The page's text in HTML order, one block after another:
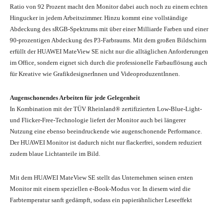
Ratio von 92 Prozent macht den Monitor dabei auch noch zu einem echten
Hingucker in jedem Arbeitszimmer. Hinzu kommt eine vollständige
Abdeckung des sRGB-Spektrums mit über einer Milliarde Farben und einer
90-prozentigen Abdeckung des P3-Farbraums. Mit dem großen Bildschirm
erfüllt der HUAWEI MateView SE nicht nur die alltäglichen Anforderungen
im Office, sondern eignet sich durch die professionelle Farbauflösung auch
für Kreative wie GrafikdesignerInnen und VideoproduzentInnen.
Augenschonendes Arbeiten für jede Gelegenheit
In Kombination mit der TÜV Rheinland® zertifizierten Low-Blue-Light-
und Flicker-Free-Technologie liefert der Monitor auch bei längerer
Nutzung eine ebenso beeindruckende wie augenschonende Performance.
Der HUAWEI Monitor ist dadurch nicht nur flackerfrei, sondern reduziert
zudem blaue Lichtanteile im Bild.
Mit dem HUAWEI MateView SE stellt das Unternehmen seinen ersten
Monitor mit einem speziellen e-Book-Modus vor. In diesem wird die
Farbtemperatur sanft gedämpft, sodass ein papierähnlicher Leseeffekt